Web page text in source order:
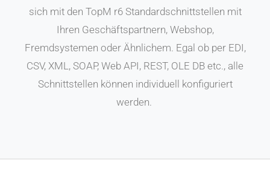
sich mit den TopM r6 Standardschnittstellen mit
Ihren Geschäftspartnern, Webshop,
Fremdsystemen oder Ähnlichem. Egal ob per EDI,
CSV, XML, SOAP, Web API, REST, OLE DB etc., alle
Schnittstellen können individuell konfiguriert
werden.